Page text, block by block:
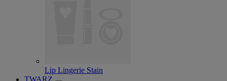
Lip Lingerie Stain
TWARZ